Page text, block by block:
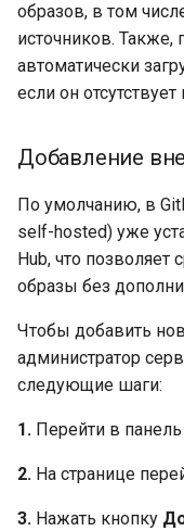
образов, в том
источников. Также,
автоматически
если он
Добавление
По умолчанию, в
self-hosted) уже
Hub, что позволяет
образы без
Чтобы добавить
администратор
следующие шаги:
1. Перейти в
2. На странице
3. Нажать кнопку